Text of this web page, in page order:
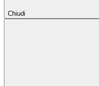
Chiudi